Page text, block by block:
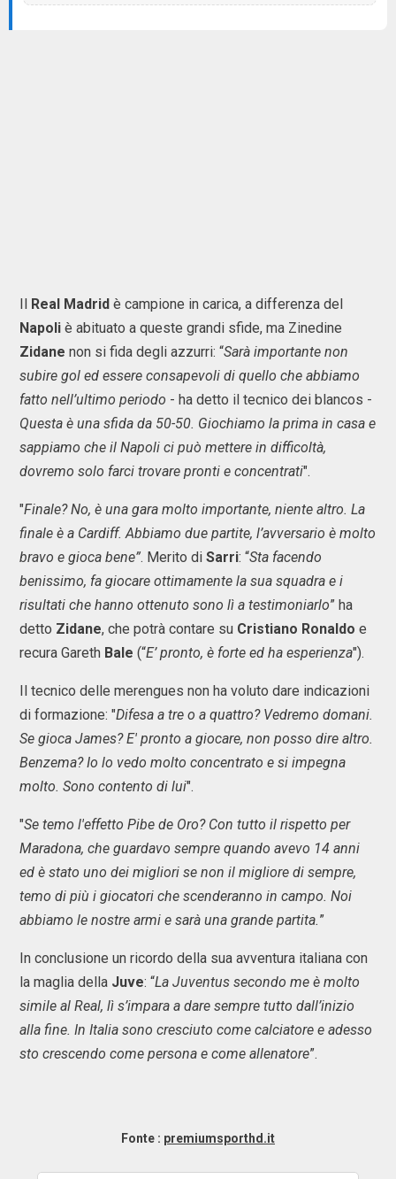
Il Real Madrid è campione in carica, a differenza del
Napoli è abituato a queste grandi sfide, ma Zinedine
Zidane non si fida degli azzurri: “Sarà importante non
subire gol ed essere consapevoli di quello che abbiamo
fatto nell’ultimo periodo - ha detto il tecnico dei blancos -
Questa è una sfida da 50-50. Giochiamo la prima in casa e
sappiamo che il Napoli ci può mettere in difficoltà,
dovremo solo farci trovare pronti e concentrati".
"Finale? No, è una gara molto importante, niente altro. La
finale è a Cardiff. Abbiamo due partite, l’avversario è molto
bravo e gioca bene”. Merito di Sarri: “Sta facendo
benissimo, fa giocare ottimamente la sua squadra e i
risultati che hanno ottenuto sono lì a testimoniarlo” ha
detto Zidane, che potrà contare su Cristiano Ronaldo e
recura Gareth Bale (“E’ pronto, è forte ed ha esperienza").
Il tecnico delle merengues non ha voluto dare indicazioni
di formazione: "Difesa a tre o a quattro? Vedremo domani.
Se gioca James? E' pronto a giocare, non posso dire altro.
Benzema? Io lo vedo molto concentrato e si impegna
molto. Sono contento di lui".
"Se temo l'effetto Pibe de Oro? Con tutto il rispetto per
Maradona, che guardavo sempre quando avevo 14 anni
ed è stato uno dei migliori se non il migliore di sempre,
temo di più i giocatori che scenderanno in campo. Noi
abbiamo le nostre armi e sarà una grande partita.”
In conclusione un ricordo della sua avventura italiana con
la maglia della Juve: “La Juventus secondo me è molto
simile al Real, lì s’impara a dare sempre tutto dall’inizio
alla fine. In Italia sono cresciuto come calciatore e adesso
sto crescendo come persona e come allenatore”.
Fonte : premiumsporthd.it